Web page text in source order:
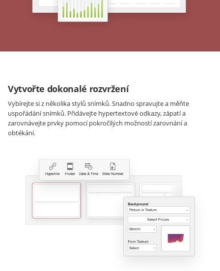
Vytvořte dokonalé rozvržení
Vybírejte si z několika stylů snímků. Snadno spravujte a měňte
uspořádání snímků. Přidávejte hypertextové odkazy, zápatí a
zarovnávejte prvky pomocí pokročilých možností zarovnání a
obtékání.